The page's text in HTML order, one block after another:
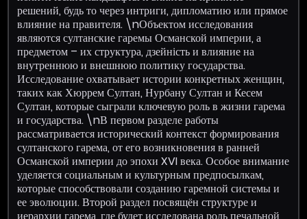
решений, будь то через интриги, дипломатию или прямое
влияние на правителя. \nОбъектом исследования
являются султанские гаремы Османской империи, а
предметом – их структура, дзейність и влияние на
внутреннюю и внешнюю политику государства.
Исследование охватывает истории конкретных женщин,
таких как Хюррем Султан, Нурбану Султан и Кесем
Султан, которые сыграли ключевую роль в жизни гарема
и государства. \nВ первом разделе работы
рассматривается исторический контекст формирования
султанского гарема, от его возникновения в ранней
Османской империи до эпохи XVI века. Особое внимание
уделяется социальным и культурным предпосылкам,
которые способствовали созданию гаремной системы и
ее эволюции. Второй раздел посвящён структуре и
иерархии гарема, где будет исследована роль печальной